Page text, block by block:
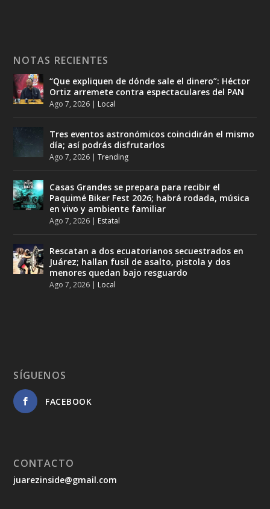
NOTAS RECIENTES
“Que expliquen de dónde sale el dinero”: Héctor
Ortiz arremete contra espectaculares del PAN
Ago 7, 2026 | Local
Tres eventos astronómicos coincidirán el mismo
día; así podrás disfrutarlos
Ago 7, 2026 |Trending
Casas Grandes se prepara para recibir el
Paquimé Biker Fest 2026; habrá rodada, música
en vivo y ambiente familiar
Ago 7, 2026 | Estatal
Rescatan a dos ecuatorianos secuestrados en
Juárez; hallan fusil de asalto, pistola y dos
menores quedan bajo resguardo
Ago 7, 2026 | Local
SÍGUENOS
FACEBOOK
CONTACTO
juarezinside@gmail.com